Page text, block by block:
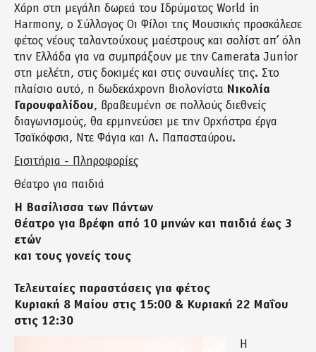
Χάρη στη μεγάλη δωρεά του Ιδρύματος World in
Harmony, ο Σύλλογος Οι Φίλοι της Μουσικής προσκάλεσε
φέτος νέους ταλαντούχους μαέστρους και σολίστ απ’ όλη
την Ελλάδα για να συμπράξουν με την Camerata Junior
στη μελέτη, στις δοκιμές και στις συναυλίες της. Στο
πλαίσιο αυτό, η δωδεκάχρονη βιολονίστα Νικολία
Γαρουφαλίδου, βραβευμένη σε πολλούς διεθνείς
διαγωνισμούς, θα ερμηνεύσει με την Ορχήστρα έργα
Τσαϊκόφσκι, Ντε Φάγια και Λ. Παπασταύρου.
Εισιτήρια - Πληροφορίες
Θέατρο για παιδιά
Η Βασίλισσα των Πάντων
Θέατρο για βρέφη από 10 μηνών και παιδιά έως 3
ετών
και τους γονείς τους
Τελευταίες παραστάσεις για φέτος
Κυριακή 8 Μαίου στις 15:00 & Κυριακή 22 Μαΐου
στις 12:30
Η